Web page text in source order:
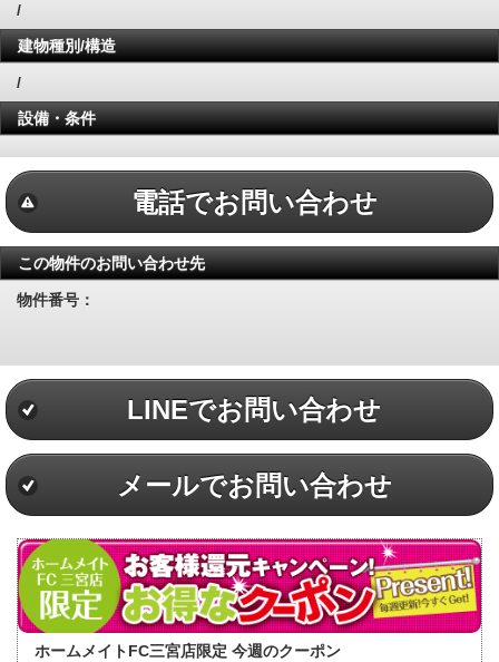
/
建物種別/構造
/
設備・条件
電話でお問い合わせ
この物件のお問い合わせ先
物件番号：
LINEでお問い合わせ
メールでお問い合わせ
ホームメイトFC三宮店限定 今週のクーポン